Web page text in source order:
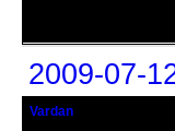
2009-07-
Vardan